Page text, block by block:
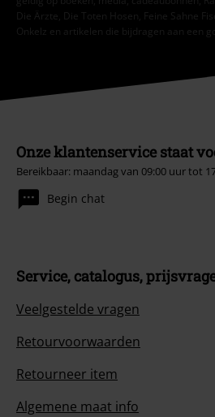
Die Ärzte, Die Toten Hosen, Feine Sahne
Onkelz en artikelen die bijdragen aan een
Onze klantenservice staat
Bereikbaar: maandag van 09:00 uur tot
Begin chat
Service, catalogus,
Veelgestelde vragen
Retourvoorwaarden
Retourneer item
Algemene maat info